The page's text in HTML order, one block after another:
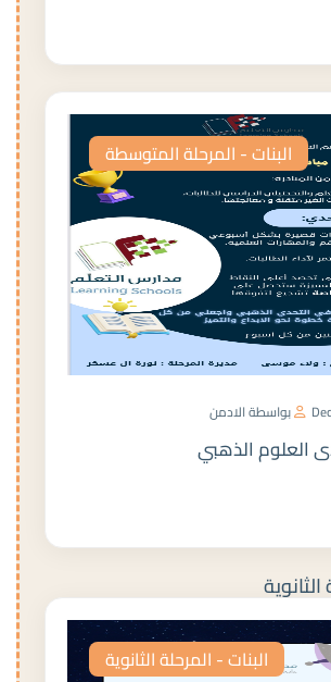
البنات - المرحلة المتوسطة
بواسطة الادمن
العلوم الذهبي
البنات - المرحلة الثانوية